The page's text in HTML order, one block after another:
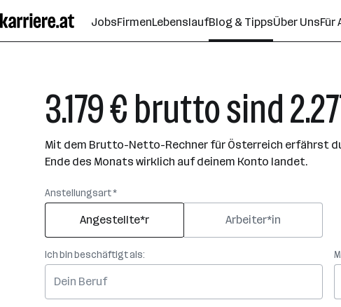
Seiteninhalt
springen
JobsFirmenLebenslaufBlog & TippsÜber UnsFür
3.179 € brutto sind
Mit dem Brutto-Netto-Rechner für Österreich erfährst
Ende des Monats wirklich auf deinem Konto landet.
Anstellungsart *
Angestellte*r Arbeiter*in
Ich bin beschäftigt als: